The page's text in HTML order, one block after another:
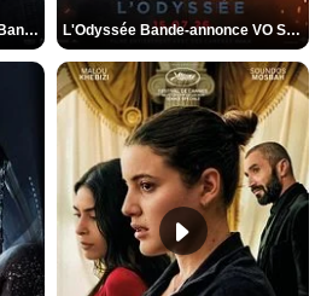
Spider-Man: Brand New Day Bande-annonce VO STFR L'Odyssée Bande-annonce VO STFR